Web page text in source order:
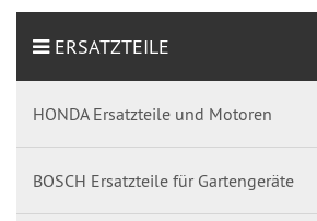
ERSATZTEILE
HONDA Ersatzteile und Motoren
BOSCH Ersatzteile für Gartengeräte